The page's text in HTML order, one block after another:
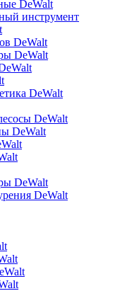
DeWalt
инструмент
DeWalt
DeWalt
DeWalt
DeWalt
DeWalt
DeWalt
DeWalt